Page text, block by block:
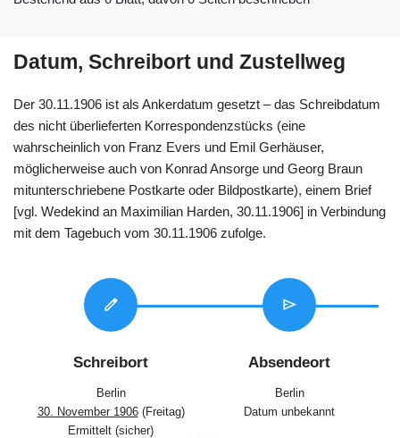
Datum, Schreibort und Zustellweg
Der 30.11.1906 ist als Ankerdatum gesetzt – das Schreibdatum
des nicht überlieferten Korrespondenzstücks (eine
wahrscheinlich von Franz Evers und Emil Gerhäuser,
möglicherweise auch von Konrad Ansorge und Georg Braun
mitunterschriebene Postkarte oder Bildpostkarte), einem Brief
[vgl. Wedekind an Maximilian Harden, 30.11.1906] in Verbindung
mit dem Tagebuch vom 30.11.1906 zufolge.
edit
Schreibort
Berlin
30. November 1906(Freitag)
Ermittelt (sicher)
send
Absendeort
Berlin
Datum unbekannt